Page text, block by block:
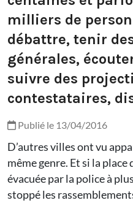
milliers de
débattre, tenir
générales,
suivre des
contestataires,
Publié le 13/04/2016
D’autres villes ont vu
même genre. Et si la
évacuée par la police à
stoppé les